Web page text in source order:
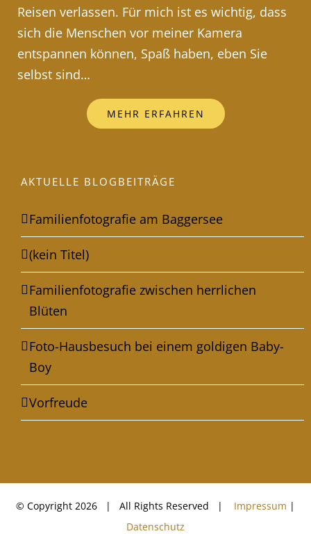
Reisen verlassen. Für mich ist es wichtig, dass
sich die Menschen vor meiner Kamera
entspannen können, Spaß haben, eben Sie
selbst sind…
MEHR ERFAHREN
AKTUELLE BLOGBEITRÄGE
Familienfotografie am Baggersee
(kein Titel)
Familienfotografie zwischen herrlichen
Blüten
Foto-Hausbesuch bei einem goldigen Baby-
Boy
Vorfreude
© Copyright 2026 | All Rights Reserved | Impressum |
Datenschutz